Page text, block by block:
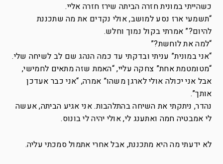
כשהייתי במונית חזרה הביתה שירז חזרה אליי.
“תשמעי ארז נסע למושב, אולי נקדים את מה שתכננת
להיום?” אמרתי בקול נמוך וחלש.
“למה את לוחשת?”
“אני במונית” עניתי ובדקתי עד כמה הנהג שם לב לשיחה שלי.
“מטומטמת אחת” צחקה עליי, “האמת שזה מתאים לחמישי,
אבל אני יכולה אולי לארגן משהו” אמרה, “אני כבר אעדכן
אותך”.
נהדר, ניתקתי את השיחה בהתלהבות. אני אגיע הביתה, אעשה
לי אמבטיה חמה ואתענג לי, אולי יהיה לי בונוס.
לא ידעתי מה היא מתכננת, אבל אחרי אתמול סמכתי עליה.